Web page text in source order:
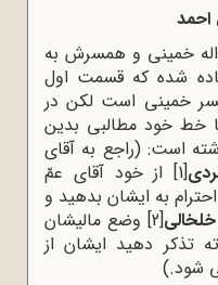
احمد
خمینی و همسرش به
شده که قسمت اول
خمینی است لکن در
خط خود مطالبی بدین
است: (راجع به آقای
[1] از خود آقای عمّ
به ایشان بدهید و
[2] وضع مالیشان
تذکر دهید ایشان از
شود.)